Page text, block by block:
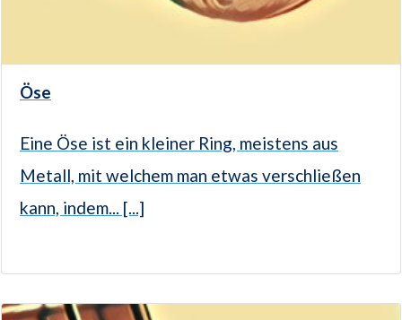
Öse
Eine Öse ist ein kleiner Ring, meistens aus
Metall, mit welchem man etwas verschließen
kann, indem... [...]